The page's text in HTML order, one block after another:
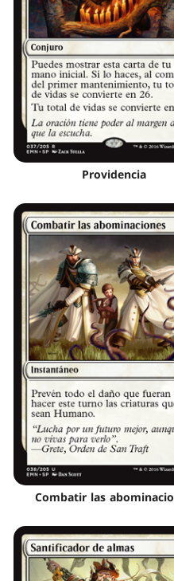
Providencia
Combatir las